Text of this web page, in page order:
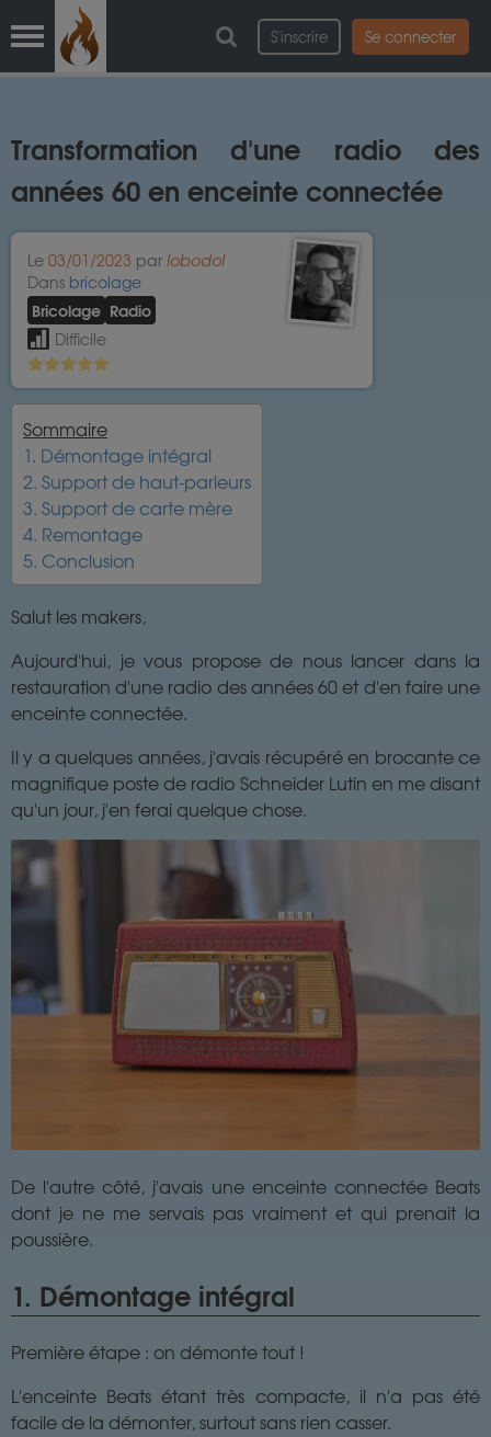
S'inscrire Se connecter
Transformation d'une radio des
années 60 en enceinte connectée
Le 03/01/2023 par lobodol
Dans bricolage
Bricolage Radio
Difficile
Sommaire
1. Démontage intégral
2. Support de haut-parleurs
3. Support de carte mère
4. Remontage
5. Conclusion
Salut les makers,
Aujourd'hui, je vous propose de nous lancer dans la
restauration d'une radio des années 60 et d'en faire une
enceinte connectée.
Il y a quelques années, j'avais récupéré en brocante ce
magnifique poste de radio Schneider Lutin en me disant
qu'un jour, j'en ferai quelque chose.
De l'autre côté, j'avais une enceinte connectée Beats
dont je ne me servais pas vraiment et qui prenait la
poussière.
1. Démontage intégral
Première étape : on démonte tout !
L'enceinte Beats étant très compacte, il n'a pas été
facile de la démonter, surtout sans rien casser.